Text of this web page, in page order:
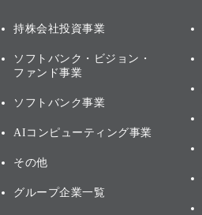
持株会社投資事業
ソフトバンク・ビジョン・
ファンド事業
ソフトバンク事業
AIコンピューティング事業
その他
グループ企業一覧